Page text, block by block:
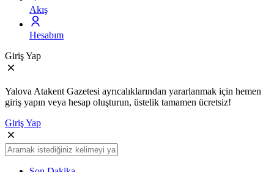
Akış
Hesabım
Giriş Yap
Yalova Atakent Gazetesi ayrıcalıklarından yararlanmak için hemen
giriş yapın veya hesap oluşturun, üstelik tamamen ücretsiz!
Giriş Yap